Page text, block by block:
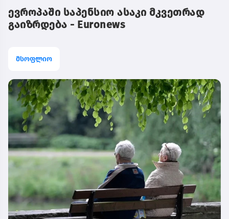
ევროპაში საპენსიო ასაკი მკვეთრად
გაიზრდება - Euronews
მსოფლიო